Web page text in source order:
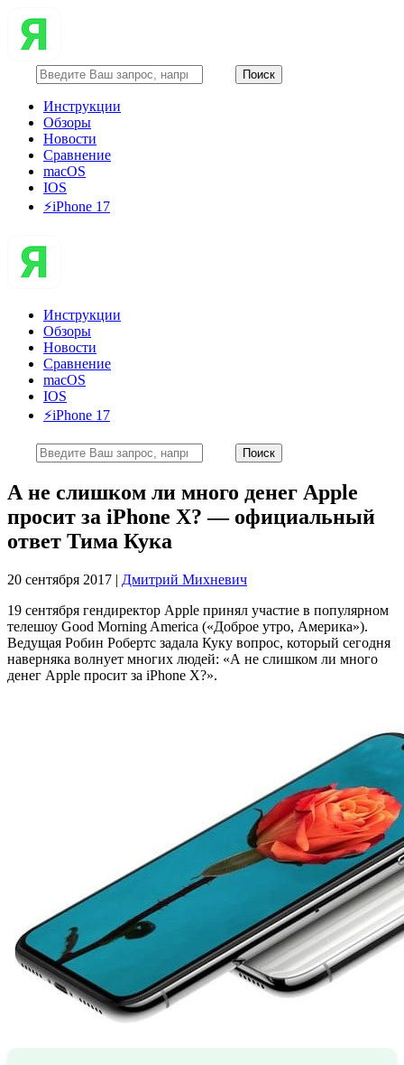
Инструкции
Обзоры
Новости
Сравнение
macOS
IOS
⚡️iPhone 17
Инструкции
Обзоры
Новости
Сравнение
macOS
IOS
⚡️iPhone 17
А не слишком ли много денег Apple
просит за iPhone X? — официальный
ответ Тима Кука
20 сентября 2017 | Дмитрий Михневич
19 сентября гендиректор Apple принял участие в популярном
телешоу Good Morning America («Доброе утро, Америка»).
Ведущая Робин Робертс задала Куку вопрос, который сегодня
наверняка волнует многих людей: «А не слишком ли много
денег Apple просит за iPhone X?».